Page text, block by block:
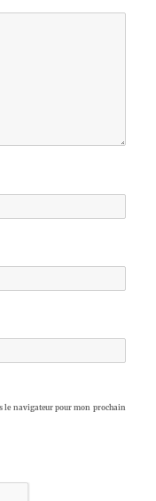
le navigateur pour mon prochain